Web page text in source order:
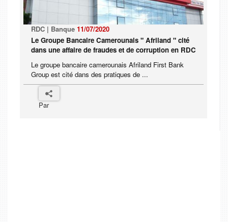
RDC | Banque 11/07/2020
Le Groupe Bancaire Camerounais " Afriland " cité
dans une affaire de fraudes et de corruption en RDC
Le groupe bancaire camerounais Afriland First Bank
Group est cité dans des pratiques de ...
Par